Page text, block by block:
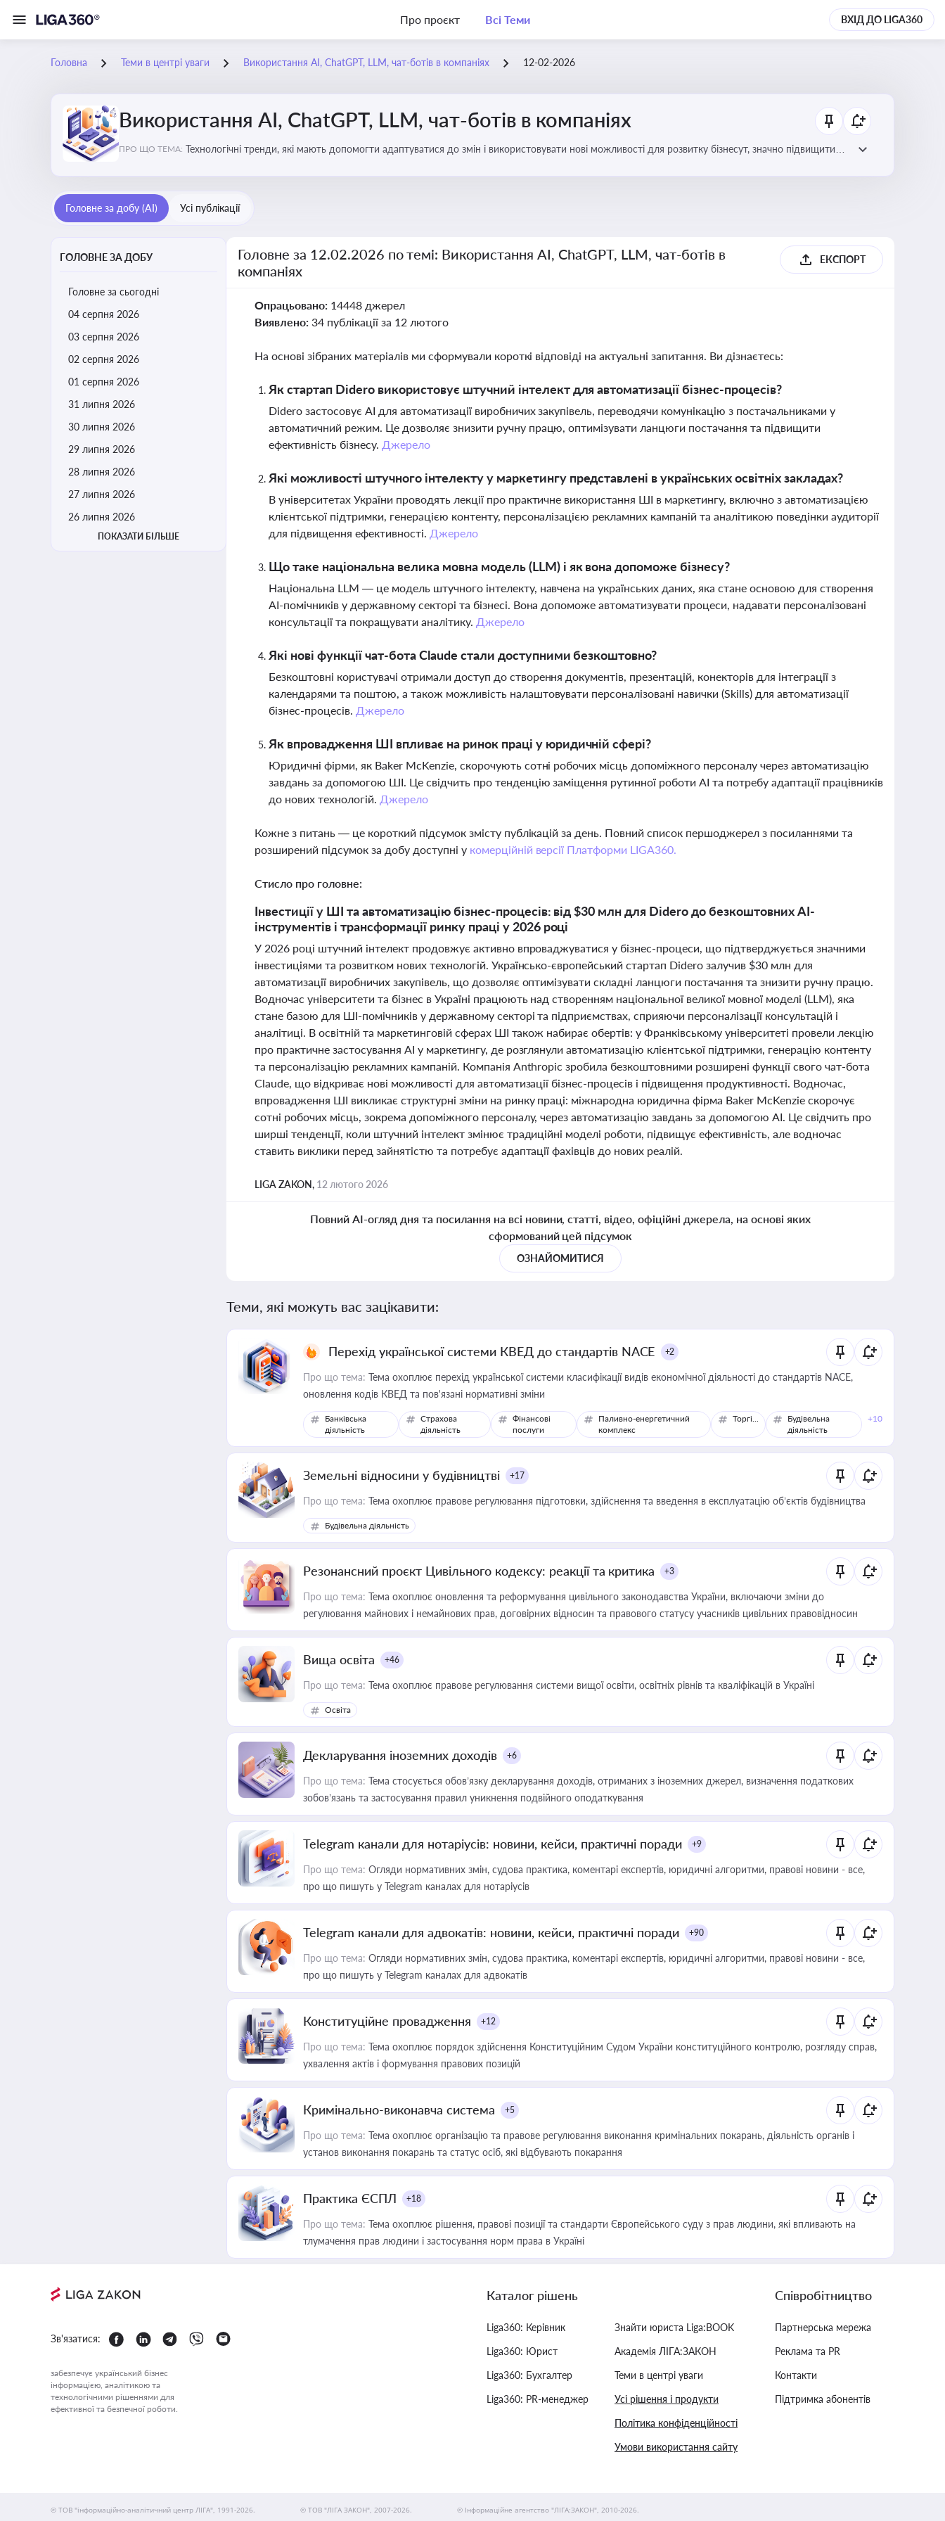
Про проєкт Всі Теми ВХІД ДО LIGA360
Головна Теми в центрі уваги Використання AI, ChatGPT, LLM, чат-ботів в компаніях 12-02-2026
Використання AI, ChatGPT, LLM, чат-ботів в компаніях
ПРО ЩО ТЕМА: Технологічні тренди, які мають допомогти адаптуватися до змін і використовувати нові можливості для розвитку бізнесут, значно підвищити
Головне за добу (AI) Усі публікації
ГОЛОВНЕ ЗА ДОБУ
Головне за сьогодні
04 серпня 2026
03 серпня 2026
02 серпня 2026
01 серпня 2026
31 липня 2026
30 липня 2026
29 липня 2026
28 липня 2026
27 липня 2026
26 липня 2026
ПОКАЗАТИ БІЛЬШЕ
Головне за 12.02.2026 по темі: Використання AI, ChatGPT, LLM, чат-ботів в
компаніях
ЕКСПОРТ
Опрацьовано: 14448 джерел
Виявлено: 34 публікації за 12 лютого
На основі зібраних матеріалів ми сформували короткі відповіді на актуальні запитання. Ви дізнаєтесь:
Як стартап Didero використовує штучний інтелект для автоматизації бізнес-процесів?
Didero застосовує AI для автоматизації виробничих закупівель, переводячи комунікацію з постачальниками у
автоматичний режим. Це дозволяє знизити ручну працю, оптимізувати ланцюги постачання та підвищити
ефективність бізнесу. Джерело
Які можливості штучного інтелекту у маркетингу представлені в українських освітніх закладах?
В університетах України проводять лекції про практичне використання ШІ в маркетингу, включно з автоматизацією
клієнтської підтримки, генерацією контенту, персоналізацією рекламних кампаній та аналітикою поведінки аудиторії
для підвищення ефективності. Джерело
Що таке національна велика мовна модель (LLM) і як вона допоможе бізнесу?
Національна LLM — це модель штучного інтелекту, навчена на українських даних, яка стане основою для створення
AI-помічників у державному секторі та бізнесі. Вона допоможе автоматизувати процеси, надавати персоналізовані
консультації та покращувати аналітику. Джерело
Які нові функції чат-бота Claude стали доступними безкоштовно?
Безкоштовні користувачі отримали доступ до створення документів, презентацій, конекторів для інтеграції з
календарями та поштою, а також можливість налаштовувати персоналізовані навички (Skills) для автоматизації
бізнес-процесів. Джерело
Як впровадження ШІ впливає на ринок праці у юридичній сфері?
Юридичні фірми, як Baker McKenzie, скорочують сотні робочих місць допоміжного персоналу через автоматизацію
завдань за допомогою ШІ. Це свідчить про тенденцію заміщення рутинної роботи AI та потребу адаптації працівників
до нових технологій. Джерело
Кожне з питань — це короткий підсумок змісту публікацій за день. Повний список першоджерел з посиланнями та
розширений підсумок за добу доступні у комерційній версії Платформи LIGA360.
Стисло про головне:
Інвестиції у ШІ та автоматизацію бізнес-процесів: від $30 млн для Didero до безкоштовних AI-
інструментів і трансформації ринку праці у 2026 році
У 2026 році штучний інтелект продовжує активно впроваджуватися у бізнес-процеси, що підтверджується значними
інвестиціями та розвитком нових технологій. Українсько-європейський стартап Didero залучив $30 млн для
автоматизації виробничих закупівель, що дозволяє оптимізувати складні ланцюги постачання та знизити ручну працю.
Водночас університети та бізнес в Україні працюють над створенням національної великої мовної моделі (LLM), яка
стане базою для ШІ-помічників у державному секторі та підприємствах, сприяючи персоналізації консультацій і
аналітиці. В освітній та маркетинговій сферах ШІ також набирає обертів: у Франківському університеті провели лекцію
про практичне застосування AI у маркетингу, де розглянули автоматизацію клієнтської підтримки, генерацію контенту
та персоналізацію рекламних кампаній. Компанія Anthropic зробила безкоштовними розширені функції свого чат-бота
Claude, що відкриває нові можливості для автоматизації бізнес-процесів і підвищення продуктивності. Водночас,
впровадження ШІ викликає структурні зміни на ринку праці: міжнародна юридична фірма Baker McKenzie скорочує
сотні робочих місць, зокрема допоміжного персоналу, через автоматизацію завдань за допомогою AI. Це свідчить про
ширші тенденції, коли штучний інтелект змінює традиційні моделі роботи, підвищує ефективність, але водночас
ставить виклики перед зайнятістю та потребує адаптації фахівців до нових реалій.
LIGA ZAKON, 12 лютого 2026
Повний AI-огляд дня та посилання на всі новини, статті, відео, офіційні джерела, на основі яких
сформований цей підсумок
ОЗНАЙОМИТИСЯ
Теми, які можуть вас зацікавити:
Перехід української системи КВЕД до стандартів NACE +2
Про що тема: Тема охоплює перехід української системи класифікації видів економічної діяльності до стандартів NACE,
оновлення кодів КВЕД та пов'язані нормативні зміни
Банківська
діяльність
Страхова
діяльність
Фінансові
послуги
Паливно-енергетичний
комплекс
Торгівля
Будівельна
діяльність
+10
Земельні відносини у будівництві +17
Про що тема: Тема охоплює правове регулювання підготовки, здійснення та введення в експлуатацію об’єктів будівництва
Будівельна діяльність
Резонансний проєкт Цивільного кодексу: реакції та критика +3
Про що тема: Тема охоплює оновлення та реформування цивільного законодавства України, включаючи зміни до
регулювання майнових і немайнових прав, договірних відносин та правового статусу учасників цивільних правовідносин
Вища освіта +46
Про що тема: Тема охоплює правове регулювання системи вищої освіти, освітніх рівнів та кваліфікацій в Україні
Освіта
Декларування іноземних доходів +6
Про що тема: Тема стосується обов’язку декларування доходів, отриманих з іноземних джерел, визначення податкових
зобов’язань та застосування правил уникнення подвійного оподаткування
Telegram канали для нотаріусів: новини, кейси, практичні поради +9
Про що тема: Огляди нормативних змін, судова практика, коментарі експертів, юридичні алгоритми, правові новини - все,
про що пишуть у Telegram каналах для нотаріусів
Telegram канали для адвокатів: новини, кейси, практичні поради +90
Про що тема: Огляди нормативних змін, судова практика, коментарі експертів, юридичні алгоритми, правові новини - все,
про що пишуть у Telegram каналах для адвокатів
Конституційне провадження +12
Про що тема: Тема охоплює порядок здійснення Конституційним Судом України конституційного контролю, розгляду справ,
ухвалення актів і формування правових позицій
Кримінально-виконавча система +5
Про що тема: Тема охоплює організацію та правове регулювання виконання кримінальних покарань, діяльність органів і
установ виконання покарань та статус осіб, які відбувають покарання
Практика ЄСПЛ +18
Про що тема: Тема охоплює рішення, правові позиції та стандарти Європейського суду з прав людини, які впливають на
тлумачення прав людини і застосування норм права в Україні
Зв'язатися:
забезпечує український бізнес
інформацією, аналітикою та
технологічними рішеннями для
ефективної та безпечної роботи.
Каталог рішень
Liga360: Керівник
Liga360: Юрист
Liga360: Бухгалтер
Liga360: PR-менеджер
Знайти юриста Liga:BOOK
Академія ЛІГА:ЗАКОН
Теми в центрі уваги
Усі рішення і продукти
Політика конфіденційності
Умови використання сайту
Співробітництво
Партнерська мережа
Реклама та PR
Контакти
Підтримка абонентів
© ТОВ "інформаційно-аналітичний центр ЛІГА", 1991-2026. © ТОВ "ЛІГА ЗАКОН", 2007-2026. © Інформаційне агентство "ЛІГА:ЗАКОН", 2010-2026.